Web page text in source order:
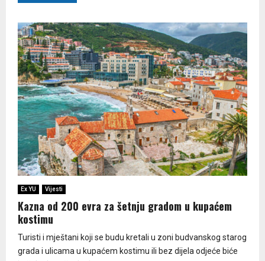
Ex YU Vijesti
Kazna od 200 evra za šetnju gradom u kupaćem
kostimu
Turisti i mještani koji se budu kretali u zoni budvanskog starog
grada i ulicama u kupaćem kostimu ili bez dijela odjeće biće